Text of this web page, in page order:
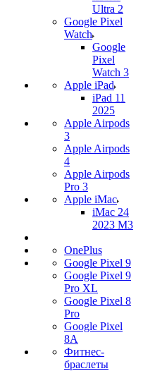
Ultra 2
Google Pixel
Watch
Google
Pixel
Watch 3
Apple iPad
iPad 11
2025
Apple Airpods
3
Apple Airpods
4
Apple Airpods
Pro 3
Apple iMac
iMac 24
2023 M3
OnePlus
Google Pixel 9
Google Pixel 9
Pro XL
Google Pixel 8
Pro
Google Pixel
8A
Фитнес-
браслеты